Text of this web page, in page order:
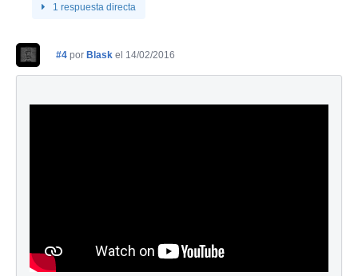
1 respuesta directa
#4 por Blask el 14/02/2016